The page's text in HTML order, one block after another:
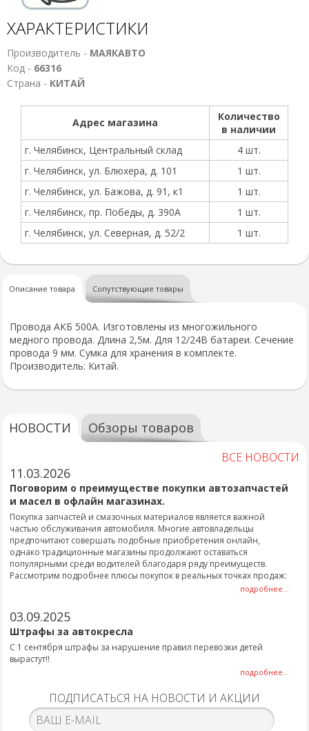
ХАРАКТЕРИСТИКИ
Производитель - МАЯКАВТО
Код - 66316
Страна - КИТАЙ
Адрес магазина
Количество
в наличии
г. Челябинск, Центральный склад
4 шт.
г. Челябинск, ул. Блюхера, д. 101
1 шт.
г. Челябинск, ул. Бажова, д. 91, к1
1 шт.
г. Челябинск, пр. Победы, д. 390А
1 шт.
г. Челябинск, ул. Северная, д. 52/2
1 шт.
Описание товара Сопутствующие товары
Провода АКБ 500А. Изготовлены из многожильного
медного провода. Длина 2,5м. Для 12/24В батареи. Сечение
провода 9 мм. Сумка для хранения в комплекте.
Производитель: Китай.
НОВОСТИ Обзоры товаров
ВСЕ НОВОСТИ
11.03.2026
Поговорим о преимуществе покупки автозапчастей
и масел в офлайн магазинах.
Покупка запчастей и смазочных материалов является важной
частью обслуживания автомобиля. Многие автовладельцы
предпочитают совершать подобные приобретения онлайн,
однако традиционные магазины продолжают оставаться
популярными среди водителей благодаря ряду преимуществ.
Рассмотрим подробнее плюсы покупок в реальных точках продаж:
подробнее...
03.09.2025
Штрафы за автокресла
С 1 сентября штрафы за нарушение правил перевозки детей
вырастут!!
подробнее...
ПОДПИСАТЬСЯ НА НОВОСТИ И АКЦИИ